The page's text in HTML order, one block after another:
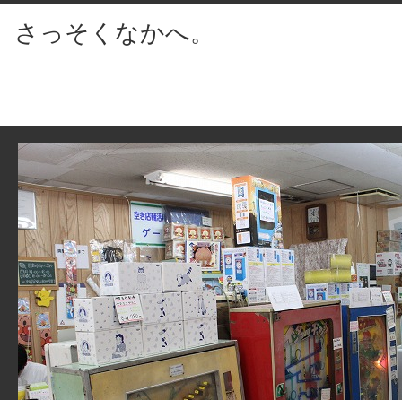
さっそくなかへ。